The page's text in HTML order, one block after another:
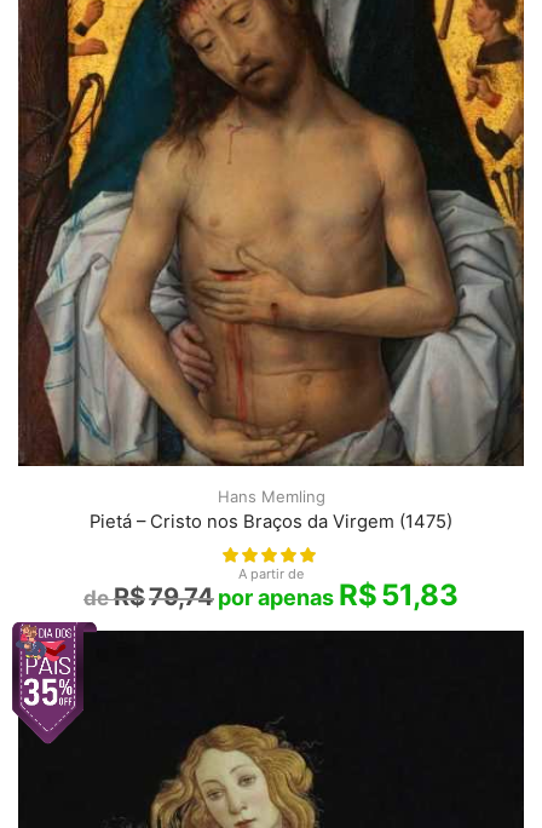
Hans Memling
Pietá – Cristo nos Braços da Virgem (1475)
A partir de
R$79,74 R$51,83